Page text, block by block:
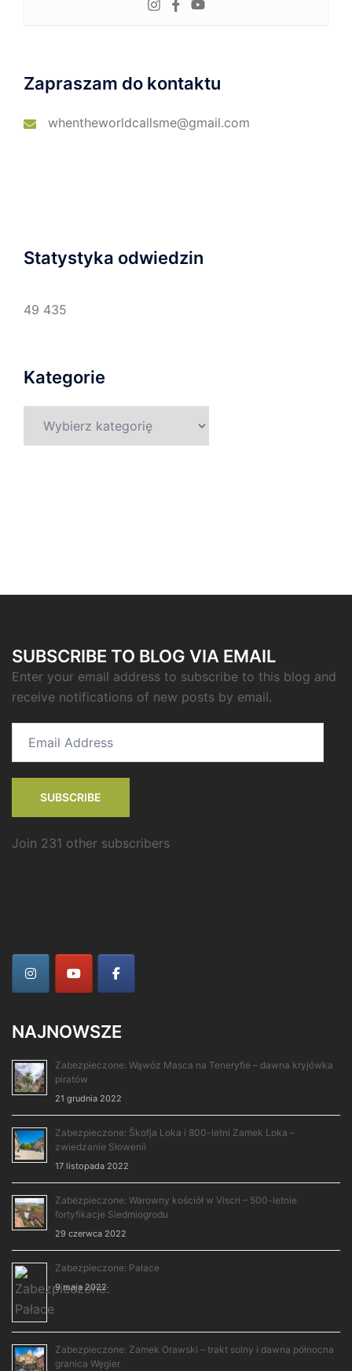
Zapraszam do kontaktu
whentheworldcallsme@gmail.com
Statystyka odwiedzin
49 435
Kategorie
SUBSCRIBE TO BLOG VIA EMAIL
Enter your email address to subscribe to this blog and
receive notifications of new posts by email.
Address
SUBSCRIBE
Join 231 other subscribers
NAJNOWSZE
Zabezpieczone: Wąwóz Masca na Teneryfie – dawna kryjówka
piratów
21 grudnia 2022
Zabezpieczone: Škofja Loka i 800-letni Zamek Loka –
zwiedzanie Słowenii
17 listopada 2022
Zabezpieczone: Warowny kościół w Viscri – 500-letnie
fortyfikacje Siedmiogrodu
29 czerwca 2022
Zabezpieczone: Pałace
9 maja 2022
Zabezpieczone: Zamek Orawski – trakt solny i dawna północna
granica Węgier